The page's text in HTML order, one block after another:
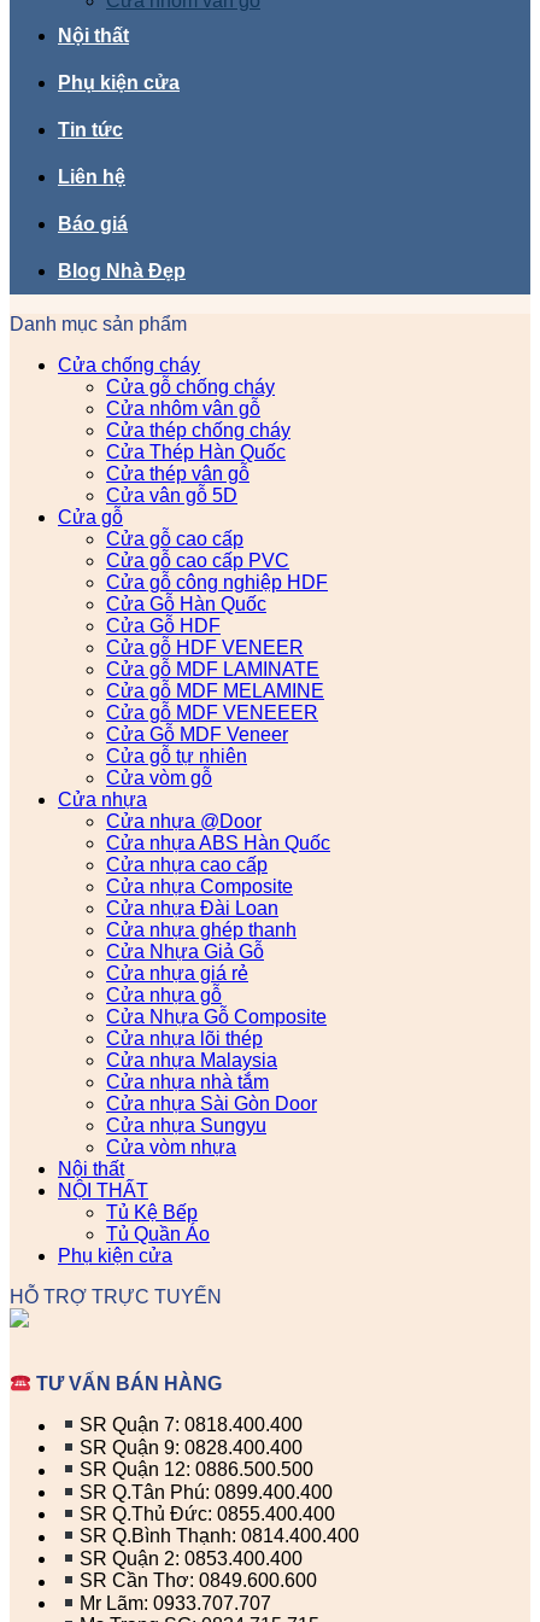
Nội thất
Phụ kiện cửa
Tin tức
Liên hệ
Báo giá
Blog Nhà Đẹp
Danh mục sản phẩm
Cửa chống cháy
Cửa gỗ chống cháy
Cửa nhôm vân gỗ
Cửa thép chống cháy
Cửa Thép Hàn Quốc
Cửa thép vân gỗ
Cửa vân gỗ 5D
Cửa gỗ
Cửa gỗ cao cấp
Cửa gỗ cao cấp PVC
Cửa gỗ công nghiệp HDF
Cửa Gỗ Hàn Quốc
Cửa Gỗ HDF
Cửa gỗ HDF VENEER
Cửa gỗ MDF LAMINATE
Cửa gỗ MDF MELAMINE
Cửa gỗ MDF VENEEER
Cửa Gỗ MDF Veneer
Cửa gỗ tự nhiên
Cửa vòm gỗ
Cửa nhựa
Cửa nhựa @Door
Cửa nhựa ABS Hàn Quốc
Cửa nhựa cao cấp
Cửa nhựa Composite
Cửa nhựa Đài Loan
Cửa nhựa ghép thanh
Cửa Nhựa Giả Gỗ
Cửa nhựa giá rẻ
Cửa nhựa gỗ
Cửa Nhựa Gỗ Composite
Cửa nhựa lõi thép
Cửa nhựa Malaysia
Cửa nhựa nhà tắm
Cửa nhựa Sài Gòn Door
Cửa nhựa Sungyu
Cửa vòm nhựa
Nội thất
NỘI THẤT
Tủ Kệ Bếp
Tủ Quần Áo
Phụ kiện cửa
HỖ TRỢ TRỰC TUYẾN
TƯ VẤN BÁN HÀNG
SR Quận 7: 0818.400.400
SR Quận 9: 0828.400.400
SR Quận 12: 0886.500.500
SR Q.Tân Phú: 0899.400.400
SR Q.Thủ Đức: 0855.400.400
SR Q.Bình Thạnh: 0814.400.400
SR Quận 2: 0853.400.400
SR Cần Thơ: 0849.600.600
Mr Lãm: 0933.707.707